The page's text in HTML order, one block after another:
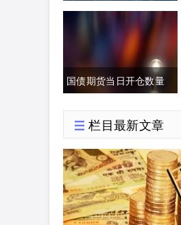
额度(新股申购流程沪市
申购额度怎么算)
国债期货当日开仓数量
栏目最新文章